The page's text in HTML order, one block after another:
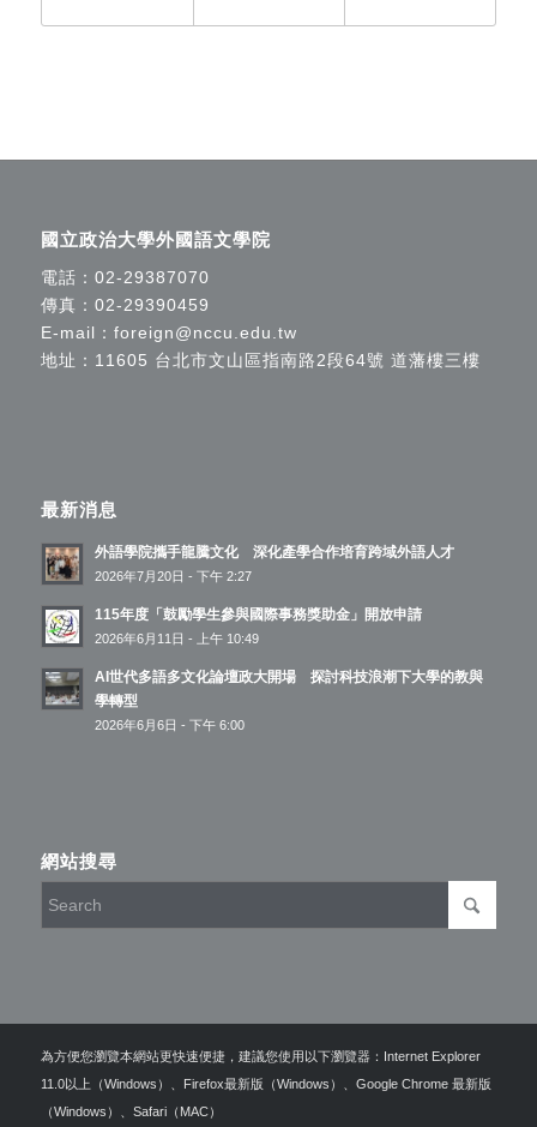
國立政治大學外國語文學院
電話： 02-29387070
傳真：02-29390459
E-mail： foreign@nccu.edu.tw
地址：11605 台北市文山區指南路2段64號 道藩樓三樓
最新消息
外語學院攜手龍騰文化 深化產學合作培育跨域外語人才
2026年7月20日 - 下午 2:27
115年度「鼓勵學生參與國際事務獎助金」開放申請
2026年6月11日 - 上午 10:49
AI世代多語多文化論壇政大開場 探討科技浪潮下大學的教與
學轉型
2026年6月6日 - 下午 6:00
網站搜尋
為方便您瀏覽本網站更快速便捷，建議您使用以下瀏覽器：Internet Explorer
11.0以上（Windows）、Firefox最新版（Windows）、Google Chrome 最新版
（Windows）、Safari（MAC）